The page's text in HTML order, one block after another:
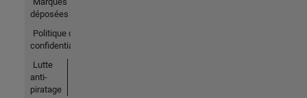
déposées
Politique de
confidentialité
Lutte
anti-
piratage